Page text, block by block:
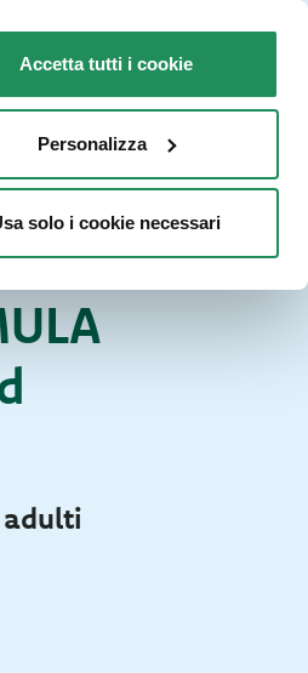
Accetta tutti i cookie
Personalizza
solo i cookie necessari
NEWS